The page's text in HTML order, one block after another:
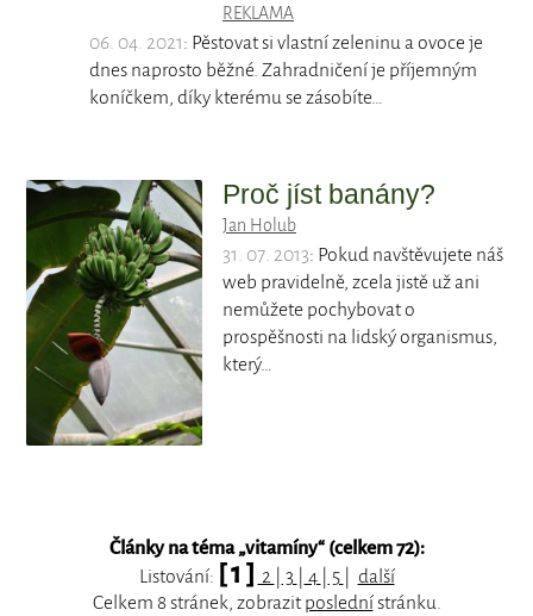
REKLAMA
06. 04. 2021: Pěstovat si vlastní zeleninu a ovoce je
dnes naprosto běžné. Zahradničení je příjemným
koníčkem, díky kterému se zásobíte…
Proč jíst banány?
Jan Holub
31. 07. 2013: Pokud navštěvujete náš
web pravidelně, zcela jistě už ani
nemůžete pochybovat o
prospěšnosti na lidský organismus,
který…
Články na téma „vitamíny“ (celkem 72):
Listování: [ 1 ] 2 3 4 5
další
Celkem 8 stránek, zobrazitposlednístránku.